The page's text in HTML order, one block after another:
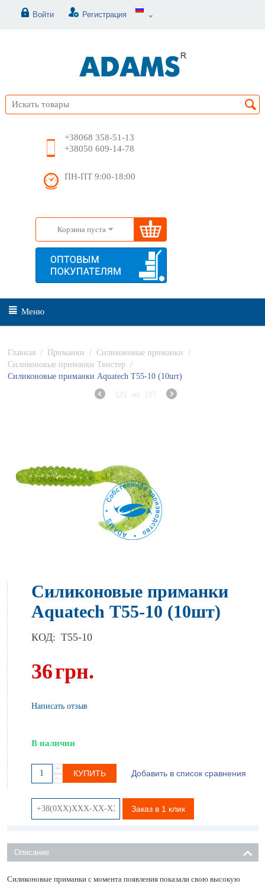
Войти Регистрация
+38068 358-51-13
+38050 609-14-78
ПН-ПТ 9:00-18:00
Корзина пуста
Меню
Главная / Приманки / Силиконовые приманки
/
Силиконовые приманки Твистер /
Силиконовые приманки Aquatech Т55-10 (10шт)
121 из 197
Силиконовые приманки
Aquatech Т55-10 (10шт)
КОД: T55-10
36грн.
Написать отзыв
В наличии
+
−
КУПИТЬ Добавить в список сравнения
Заказ в 1 клик
Описание
Силиконовые приманки с момента появления показали свою высокую